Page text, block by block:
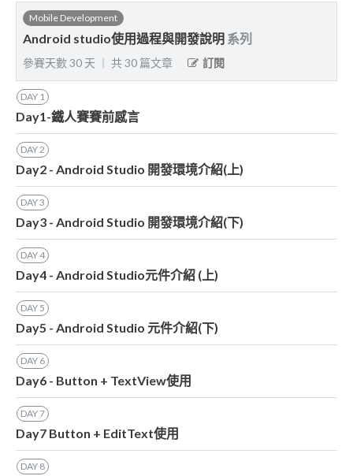
Mobile Development
Android studio使用過程與開發說明 系列
參賽天數30 天 共30 篇文章 訂閱
DAY 1
Day1-鐵人賽賽前感言
DAY2
Day2 - Android Studio 開發環境介紹(上)
DAY3
Day3 - Android Studio 開發環境介紹(下)
DAY4
Day4 - Android Studio元件介紹 (上)
DAY5
Day5 - Android Studio 元件介紹(下)
DAY 6
Day6 - Button + TextView使用
DAY7
Day7 Button + EditText使用
DAY 8